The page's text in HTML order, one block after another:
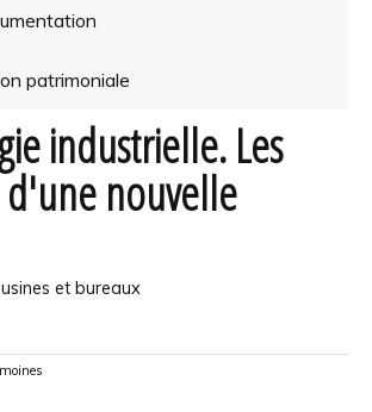
patrimoniale
industrielle. Les
d'une nouvelle
et bureaux